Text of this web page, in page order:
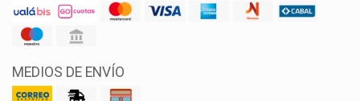
MEDIOS DE ENVÍO